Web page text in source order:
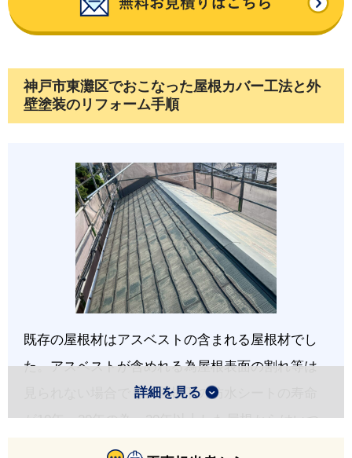
神戸市東灘区でおこなった屋根カバー工法と外
壁塗装のリフォーム手順
既存の屋根材はアスベストの含まれる屋根材でし
た。アスベストが含めれる為屋根表面の割れ等は
見られない場合でも、屋根下の防水シートの寿命
が10年～20年の為、20年以上した屋根からはいつ
雨漏りしてもおかしくありません。
詳細を見る